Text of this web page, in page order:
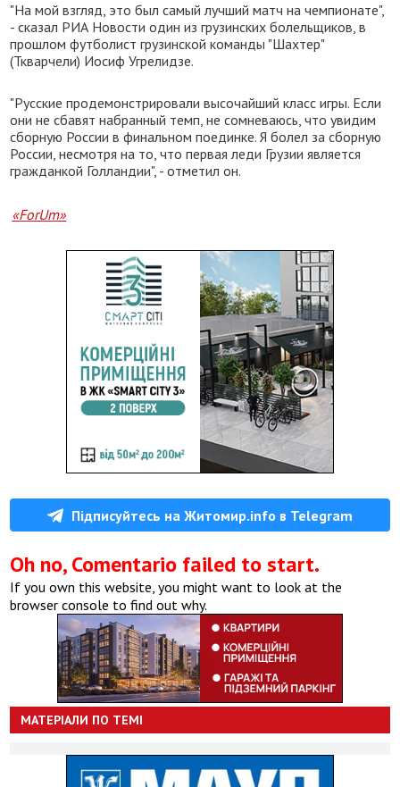
"На мой взгляд, это был самый лучший матч на чемпионате",
- сказал РИА Новости один из грузинских болельщиков, в
прошлом футболист грузинской команды "Шахтер"
(Ткварчели) Иосиф Угрелидзе.
"Русские продемонстрировали высочайший класс игры. Если
они не сбавят набранный темп, не сомневаюсь, что увидим
сборную России в финальном поединке. Я болел за сборную
России, несмотря на то, что первая леди Грузии является
гражданкой Голландии", - отметил он.
«ForUm»
Підписуйтесь на Житомир.info в Telegram
Oh no, Comentario failed to start.
If you own this website, you might want to look at the
browser console to find out why.
МАТЕРІАЛИ ПО ТЕМІ